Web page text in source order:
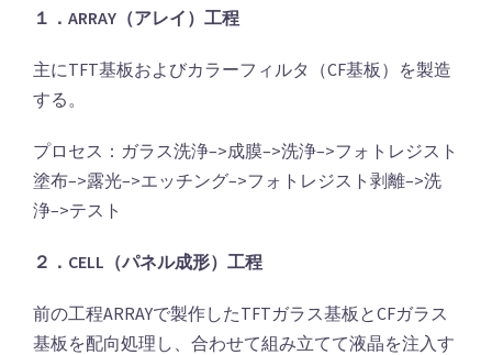
１．ARRAY（アレイ）工程
主にTFT基板およびカラーフィルタ（CF基板）を製造
する。
プロセス：ガラス洗浄–>成膜–>洗浄–>フォトレジスト
塗布–>露光–>エッチング–>フォトレジスト剥離–>洗
浄–>テスト
２．CELL（パネル成形）工程
前の工程ARRAYで製作したTFTガラス基板とCFガラス
基板を配向処理し、合わせて組み立てて液晶を注入す